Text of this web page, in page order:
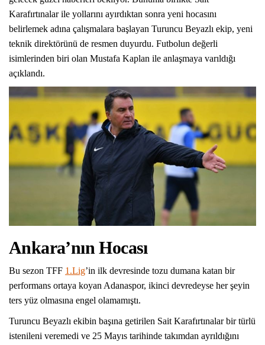
Karafırtınalar ile yollarını ayırdıktan sonra yeni hocasını
belirlemek adına çalışmalara başlayan Turuncu Beyazlı ekip, yeni
teknik direktörünü de resmen duyurdu. Futbolun değerli
isimlerinden biri olan Mustafa Kaplan ile anlaşmaya varıldığı
açıklandı.
Ankara’nın Hocası
Bu sezon TFF 1.Lig’in ilk devresinde tozu dumana katan bir
performans ortaya koyan Adanaspor, ikinci devredeyse her şeyin
ters yüz olmasına engel olamamıştı.
Turuncu Beyazlı ekibin başına getirilen Sait Karafırtınalar bir türlü
istenileni veremedi ve 25 Mayıs tarihinde takımdan ayrıldığını